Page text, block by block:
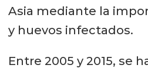
Asia mediante la
y huevos infectados.
Entre 2005 y 2015, se